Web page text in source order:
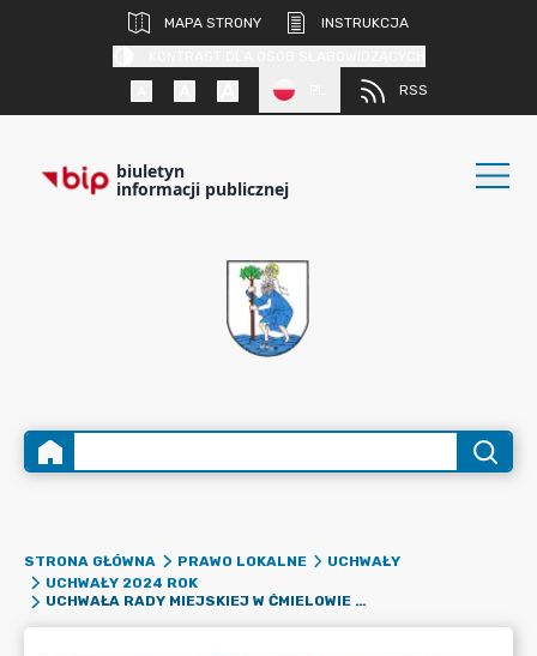
MAPA STRONY
INSTRUKCJA
RSS
biuletyn
informacji publicznej
STRONA GŁÓWNA PRAWO LOKALNE
UCHWAŁY
UCHWAŁY 2024 ROK
UCHWAŁA RADY MIEJSKIEJ W ĆMIELOWIE NR I/2/2024 Z DNIA 7 MAJA 2024 R. W SPRAWIE WYBORU WICEPRZEWODNICZĄCYCH RADY MIEJSKIEJ W ĆMIELOWIE.